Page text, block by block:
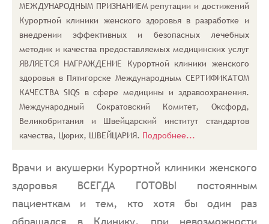
МЕЖДУНАРОДНЫМ ПРИЗНАНИЕМ репутации и достижений
Курортной клиники женского здоровья в разработке и
внедрении эффективных и безопасных лечебных
методик и качества предоставляемых медицинских услуг
ЯВЛЯЕТСЯ НАГРАЖДЕНИЕ Курортной клиники женского
здоровья в Пятигорске Международным СЕРТИФИКАТОМ
КАЧЕСТВА SIQS в сфере медицины и здравоохранения.
Международный Сократовский Комитет, Оксфорд,
Великобритания и Швейцарский институт стандартов
качества, Цюрих, ШВЕЙЦАРИЯ. Подробнее...
Врачи и акушерки Курортной клиники женского
здоровья ВСЕГДА ГОТОВЫ постоянным
пациенткам и тем, кто хотя бы один раз
обращался в Клинику, при невозможности